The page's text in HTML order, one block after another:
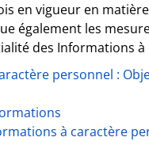
en vigueur en
également les
des Informations
personnel :
à caractère